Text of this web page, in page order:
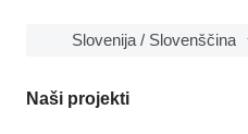
Slovenija / Slovenščina
Naši projekti